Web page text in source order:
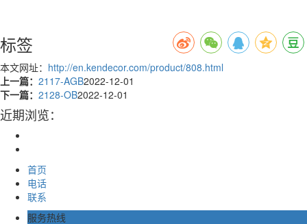
标签
本文网址： http://en.kendecor.com/product/808.html
上一篇： 2117-AGB2022-12-01
下一篇： 2128-OB2022-12-01
近期浏览：
首页
电话
联系
服务热线